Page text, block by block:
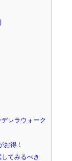
レラウォーク
お得！
てみるべき